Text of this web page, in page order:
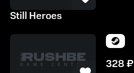
Still Heroes
328₽